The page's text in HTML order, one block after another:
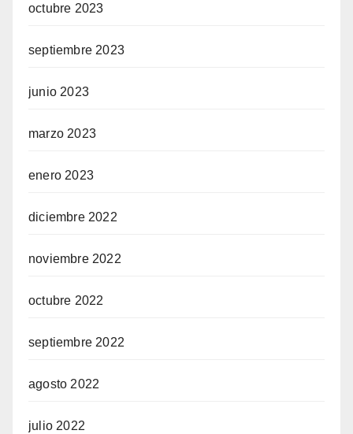
octubre 2023
septiembre 2023
junio 2023
marzo 2023
enero 2023
diciembre 2022
noviembre 2022
octubre 2022
septiembre 2022
agosto 2022
julio 2022